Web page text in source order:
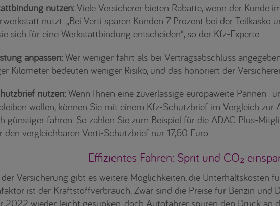
nutzen:Viele Versicherer bieten Rabatte, wenn der Kunde
nutzt. „Bei Verti sparen Kunden 7 Prozent bei der Teilkasko
sich für eine Werkstattbindung entscheiden“, so der Kfz-Experte.
anpassen:Wer weniger fährt als bei Vertragsabschluss
Kilometer bedeuten weniger Risiko, und das honoriert der
nutzen:Wenn Ihnen eine zuverlässige europaweite Pannen-
wollen, können Sie mit einem Kfz-Schutzbrief im Vergleich
günstiger fahren. So zahlen Sie zum Beispiel für die ADAC Plus-
den vergleichbaren Verti-Schutzbrief nur 17,60 Euro.
Effizientes Fahren: Sprit und CO₂
Versicherung gibt es weitere Möglichkeiten, die Unterhaltskosten
ist der Kraftstoffverbrauch. Zwar sind die Preise für Benzin und
2022 wieder leicht gesunken, doch Autofahrer spüren den Druck an